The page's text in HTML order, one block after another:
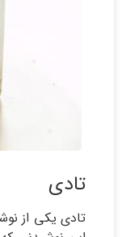
تادی
تادی یکی از